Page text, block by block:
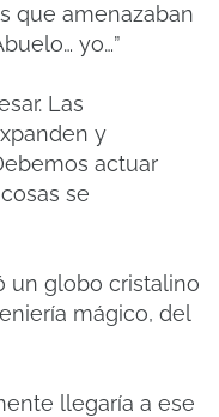
que amenazaban
yo…”
Las
y
actuar
se
un globo cristalino
mágico, del
llegaría a ese